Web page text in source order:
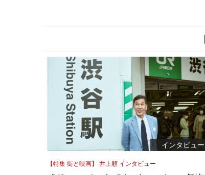
インタビュー
【特集 街と映画】 井上順 インタビュー